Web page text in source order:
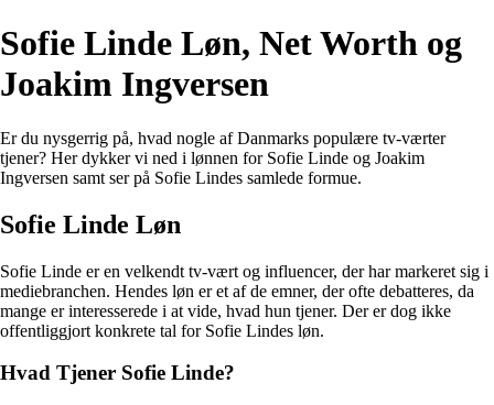
Sofie Linde Løn, Net Worth og
Joakim Ingversen
Er du nysgerrig på, hvad nogle af Danmarks populære tv-værter
tjener? Her dykker vi ned i lønnen for Sofie Linde og Joakim
Ingversen samt ser på Sofie Lindes samlede formue.
Sofie Linde Løn
Sofie Linde er en velkendt tv-vært og influencer, der har markeret sig i
mediebranchen. Hendes løn er et af de emner, der ofte debatteres, da
mange er interesserede i at vide, hvad hun tjener. Der er dog ikke
offentliggjort konkrete tal for Sofie Lindes løn.
Hvad Tjener Sofie Linde?